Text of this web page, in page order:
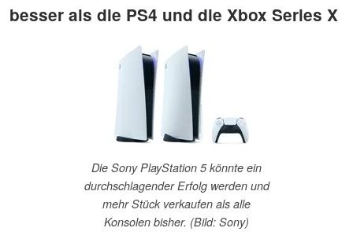
besser als die PS4 und die Xbox Series X
Die Sony PlayStation 5 könnte ein
durchschlagender Erfolg werden und
mehr Stück verkaufen als alle
Konsolen bisher. (Bild: Sony)